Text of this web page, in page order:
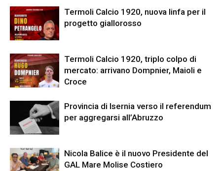
Termoli Calcio 1920, nuova linfa per il
progetto giallorosso
Termoli Calcio 1920, triplo colpo di
mercato: arrivano Dompnier, Maioli e
Croce
Provincia di Isernia verso il referendum
per aggregarsi all’Abruzzo
Nicola Balice è il nuovo Presidente del
GAL Mare Molise Costiero